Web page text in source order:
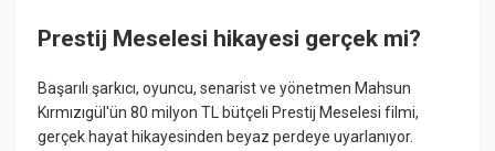
Prestij Meselesi hikayesi gerçek mi?
Başarılı şarkıcı, oyuncu, senarist ve yönetmen Mahsun
Kırmızıgül'ün 80 milyon TL bütçeli Prestij Meselesi filmi,
gerçek hayat hikayesinden beyaz perdeye uyarlanıyor.